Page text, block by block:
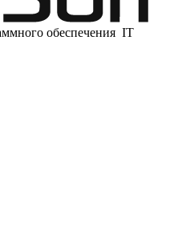
обеспечения IT